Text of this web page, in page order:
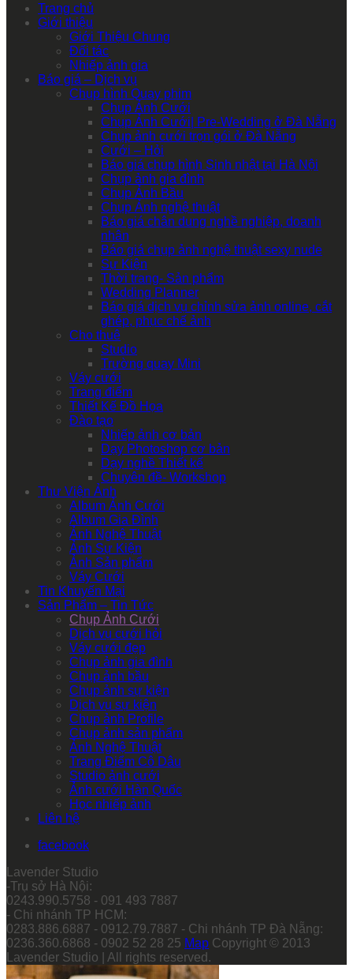
Trang chủ
Giới thiệu
Giới Thiệu Chung
Đối tác
Nhiếp ảnh gia
Báo giá – Dịch vụ
Chụp hình Quay phim
Chụp Ảnh Cưới
Chụp Ảnh Cưới| Pre-Wedding ở Đà Nẵng
Chụp ảnh cưới trọn gói ở Đà Nẵng
Cưới – Hỏi
Báo giá chụp hình Sinh nhật tại Hà Nội
Chụp ảnh gia đình
Chụp Ảnh Bầu
Chụp Ảnh nghệ thuật
Báo giá chân dung nghề nghiệp, doanh
nhân
Báo giá chụp ảnh nghệ thuật sexy nude
Sự Kiện
Thời trang- Sản phẩm
Wedding Planner
Báo giá dịch vụ chỉnh sửa ảnh online, cắt
ghép, phục chế ảnh
Cho thuê
Studio
Trường quay Mini
Váy cưới
Trang điểm
Thiết Kế Đồ Họa
Đào tạo
Nhiếp ảnh cơ bản
Dạy Photoshop cơ bản
Dạy nghề Thiết kế
Chuyên đề- Workshop
Thư Viện Ảnh
Album Ảnh Cưới
Album Gia Đình
Ảnh Nghệ Thuật
Ảnh Sự Kiện
Ảnh Sản phẩm
Váy Cưới
Tin Khuyến Mại
Sản Phẩm – Tin Tức
Chụp Ảnh Cưới
Dịch vụ cưới hỏi
Váy cưới đẹp
Chụp ảnh gia đình
Chụp ảnh bầu
Chụp ảnh sự kiện
Dịch vụ sự kiện
Chụp ảnh Profile
Chụp ảnh sản phẩm
Ảnh Nghệ Thuật
Trang Điểm Cô Dâu
Studio ảnh cưới
Ảnh cưới Hàn Quốc
Học nhiếp ảnh
Liên hệ
facebook
Lavender Studio
-Trụ sở Hà Nội:
0243.990.5758 - 091 493 7887
- Chi nhánh TP HCM:
0283.886.6887 - 0912.79.7887 - Chi nhánh TP Đà Nẵng:
0236.360.6868 - 0902 52 28 25 Map Copyright © 2013
Lavender Studio | All rights reserved.